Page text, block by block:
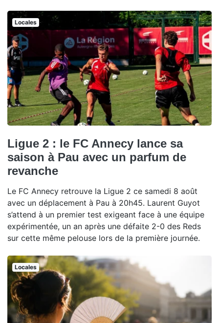
Locales
Ligue 2 : le FC Annecy lance sa
saison à Pau avec un parfum de
revanche
Le FC Annecy retrouve la Ligue 2 ce samedi 8 août
avec un déplacement à Pau à 20h45. Laurent Guyot
s’attend à un premier test exigeant face à une équipe
expérimentée, un an après une défaite 2-0 des Reds
sur cette même pelouse lors de la première journée.
Locales